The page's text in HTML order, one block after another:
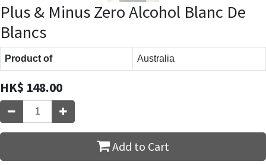
Plus & Minus Zero Alcohol Blanc De
Blancs
Product of Australia
HK$ 148.00
Add to Cart